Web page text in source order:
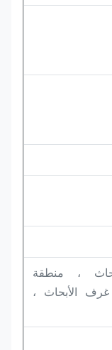
، منطقة
غرف الأبحاث ،